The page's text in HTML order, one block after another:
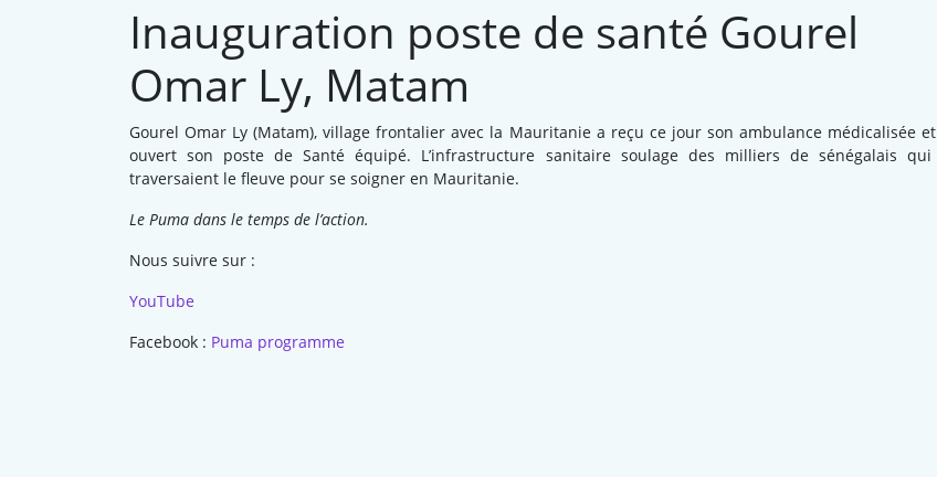
Inauguration poste de santé Gourel
Omar Ly, Matam
Gourel Omar Ly (Matam), village frontalier avec la Mauritanie a reçu ce jour son ambulance médicalisée et
ouvert son poste de Santé équipé. L’infrastructure sanitaire soulage des milliers de sénégalais qui
traversaient le fleuve pour se soigner en Mauritanie.
Le Puma dans le temps de l’action.
Nous suivre sur :
YouTube
Facebook : Puma programme